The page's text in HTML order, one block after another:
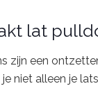
lat
zijn een
niet alleen je